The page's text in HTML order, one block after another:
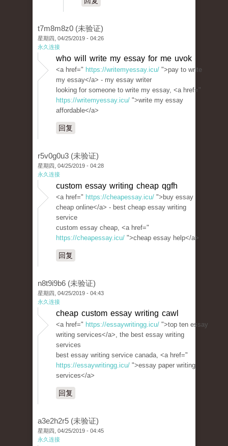
t7m8m8z0 (未验证)
星期四, 04/25/2019 - 04:26
永久连接
who will write my essay for me uvok
<a href=" https://writemyessay.icu/ ">pay to write
my essay</a> - my essay writer
looking for someone to write my essay, <a href="
https://writemyessay.icu/ ">write my essay
affordable</a>
回复
r5v0g0u3 (未验证)
星期四, 04/25/2019 - 04:28
永久连接
custom essay writing cheap qgfh
<a href=" https://cheapessay.icu/ ">buy essay
cheap online</a> - best cheap essay writing
service
custom essay cheap, <a href="
https://cheapessay.icu/ ">cheap essay help</a>
回复
n8t9i9b6 (未验证)
星期四, 04/25/2019 - 04:43
永久连接
cheap custom essay writing cawl
<a href=" https://essaywritingg.icu/ ">top ten essay
writing services</a>, the best essay writing
services
best essay writing service canada, <a href="
https://essaywritingg.icu/ ">essay paper writing
services</a>
回复
a3e2h2r5 (未验证)
星期四, 04/25/2019 - 04:45
永久连接